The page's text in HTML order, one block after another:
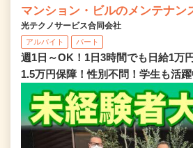
マンション・ビルのメンテナン
光テクノサービス合同会社
アルバイト パート
週1日～OK！1日3時間でも日給1万
1.5万円保障！性別不問！学生も活躍